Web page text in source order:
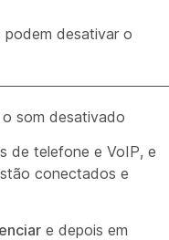
podem desativar o
som desativado
de telefone e VoIP, e
conectados e
e depois em